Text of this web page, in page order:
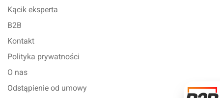
Kącik eksperta
B2B
Kontakt
Polityka prywatności
O nas
Odstąpienie od umowy